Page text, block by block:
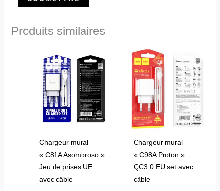
Produits similaires
Chargeur mural
« C81A Asombroso »
Jeu de prises UE
avec câble
produit
plusieurs
variations.
Les
peuvent
être
choisies
Chargeur mural
« C98A Proton »
QC3.0 EU set avec
câble